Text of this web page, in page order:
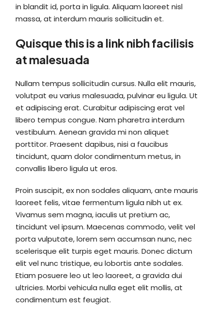
in blandit id, porta in ligula. Aliquam laoreet nisl
massa, at interdum mauris sollicitudin et.
Quisque this is a link nibh facilisis
at malesuada
Nullam tempus sollicitudin cursus. Nulla elit mauris,
volutpat eu varius malesuada, pulvinar eu ligula. Ut
et adipiscing erat. Curabitur adipiscing erat vel
libero tempus congue. Nam pharetra interdum
vestibulum. Aenean gravida mi non aliquet
porttitor. Praesent dapibus, nisi a faucibus
tincidunt, quam dolor condimentum metus, in
convallis libero ligula ut eros.
Proin suscipit, ex non sodales aliquam, ante mauris
laoreet felis, vitae fermentum ligula nibh ut ex.
Vivamus sem magna, iaculis ut pretium ac,
tincidunt vel ipsum. Maecenas commodo, velit vel
porta vulputate, lorem sem accumsan nunc, nec
scelerisque elit turpis eget mauris. Donec dictum
elit vel nunc tristique, eu lobortis ante sodales.
Etiam posuere leo ut leo laoreet, a gravida dui
ultricies. Morbi vehicula nulla eget elit mollis, at
condimentum est feugiat.